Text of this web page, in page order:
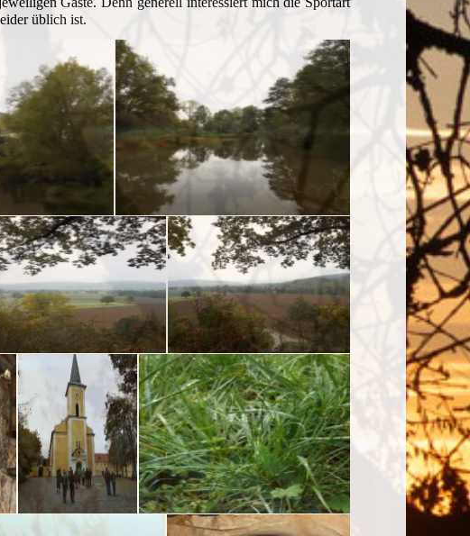
üblich ist.